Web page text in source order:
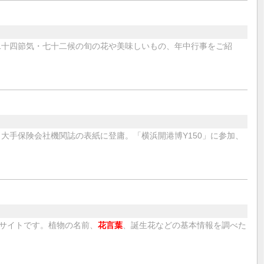
四節気・七十二候の旬の花や美味しいもの、年中行事をご紹
保険会社機関誌の表紙に登庸。「横浜開港博Y150」に参加、
トです。植物の名前、 花言葉、誕生花などの基本情報を調べた